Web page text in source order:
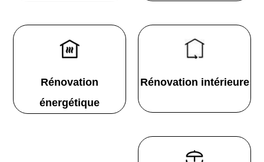
Rénovation
énergétique
Rénovation intérieure